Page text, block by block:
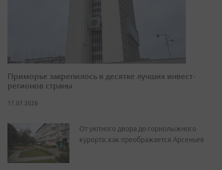
Приморье закрепилось в десятке лучших инвест-
регионов страны
17.07.2026
От уютного двора до горнолыжного
курорта: как преображается Арсеньев